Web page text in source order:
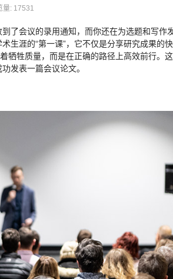
量: 17531
了会议的录用通知，而你还在为选题和写作发
生涯的“第一课”，它不仅是分享研究成果的
牺牲质量，而是在正确的路径上高效前行。
发表一篇会议论文。